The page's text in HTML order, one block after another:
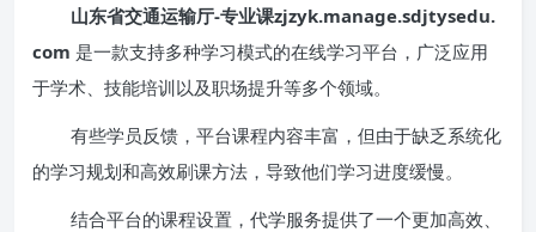
山东省交通运输厅-专业课zjzyk.manage.sdjtysedu.
com 是一款支持多种学习模式的在线学习平台，广泛应用
于学术、技能培训以及职场提升等多个领域。
有些学员反馈，平台课程内容丰富，但由于缺乏系统化
的学习规划和高效刷课方法，导致他们学习进度缓慢。
结合平台的课程设置，代学服务提供了一个更加高效、